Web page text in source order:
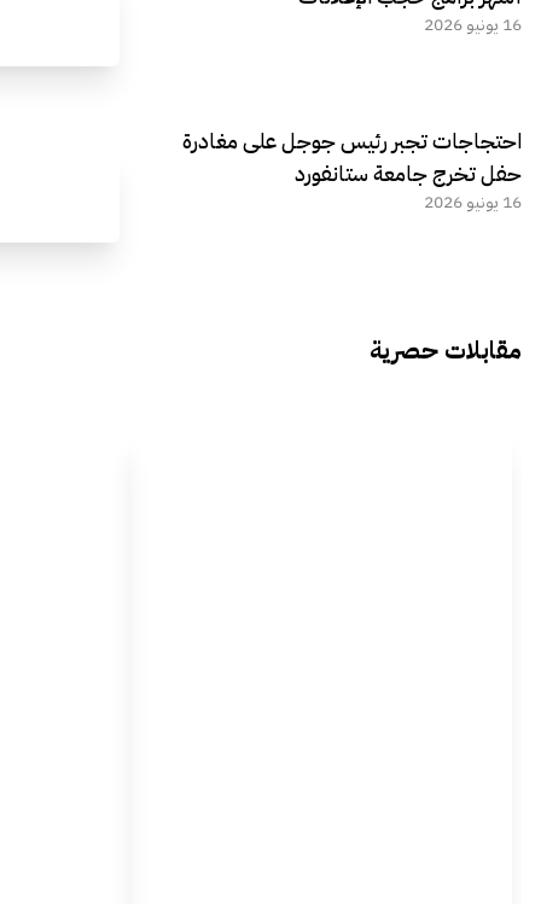
16 يونيو 2026
احتجاجات تجبر رئيس جوجل على مغادرة
حفل تخرج جامعة ستانفورد
16 يونيو 2026
مقابلات حصرية